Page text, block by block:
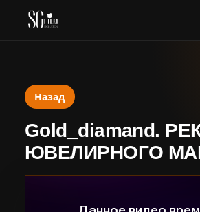
Главная
Оборудование
Online
Online-тесты
Назад
Gold_diamand.
ЮВЕЛИРНОГО